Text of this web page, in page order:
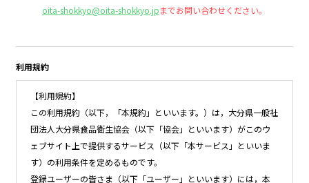
oita-shokkyo@oita-shokkyo.jpまでお問い合わせください。
利用規約
【利用規約】
この利用規約（以下，「本規約」といいます。）は，大分県一般社
団法人大分県食品衛生協会（以下「協会」といいます）がこのウ
ェブサイト上で提供するサービス（以下「本サービス」といいま
す）の利用条件を定めるものです。
登録ユーザーの皆さま（以下「ユーザー」といいます）には，本